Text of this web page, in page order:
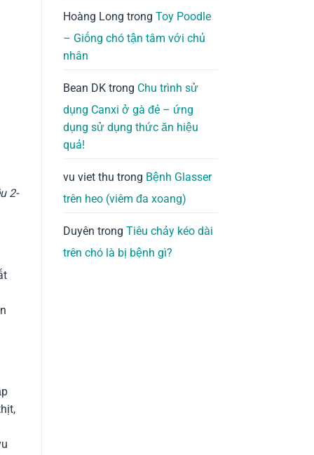
2-
Hoàng Long trong Toy Poodle
– Giống chó tận tâm với chủ
nhân
Bean DKtrong Chu trình sử
dụng Canxi ở gà đẻ – ứng
dụng sử dụng thức ăn hiệu
quả!
vu viet thu trong Bệnh Glasser
trên heo (viêm đa xoang)
Duyên trong Tiêu chảy kéo dài
trên chó là bị bệnh gì?